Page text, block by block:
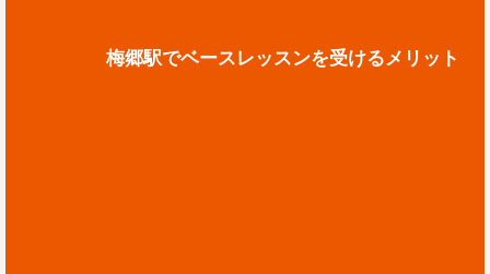
梅郷駅でベースレッスンを受けるメリット